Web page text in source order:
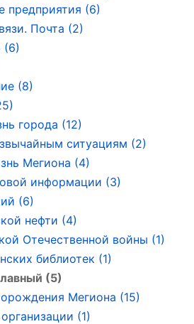
предприятия (6)
Почта (2)
(6)
(8)
города (12)
ситуациям (2)
Мегиона (4)
информации (3)
(6)
нефти (4)
Отечественной войны (1)
библиотек (1)
(5)
Мегиона (15)
(1)